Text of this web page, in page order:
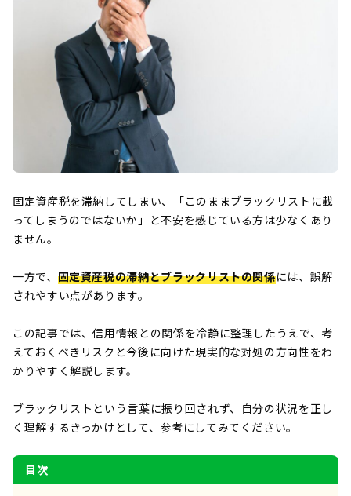
固定資産税を滞納してしまい、「このままブラックリストに載
ってしまうのではないか」と不安を感じている方は少なくあり
ません。
一方で、 固定資産税の滞納とブラックリストの関係には、誤解
されやすい点があります。
この記事では、信用情報との関係を冷静に整理したうえで、考
えておくべきリスクと今後に向けた現実的な対処の方向性をわ
かりやすく解説します。
ブラックリストという言葉に振り回されず、自分の状況を正し
く理解するきっかけとして、参考にしてみてください。
目次